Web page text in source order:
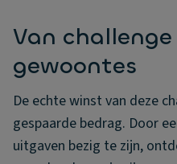
Van
gewoontes
De echte winst van deze
gespaarde bedrag. Door
uitgaven bezig te zijn,